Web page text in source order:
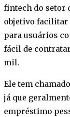
fintech do setor
objetivo facilitar
para usuários
fácil de
mil.
Ele tem
já que
empréstimo